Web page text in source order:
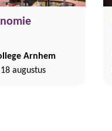
Arnhem
augustus